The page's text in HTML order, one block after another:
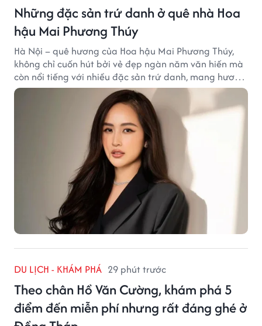
Những đặc sản trứ danh ở quê nhà Hoa
hậu Mai Phương Thúy
Hà Nội – quê hương của Hoa hậu Mai Phương Thúy,
không chỉ cuốn hút bởi vẻ đẹp ngàn năm văn hiến mà
còn nổi tiếng với nhiều đặc sản trứ danh, mang hương
vị tinh tế và đậm đà bản sắc đất kinh kỳ.
DU LỊCH - KHÁM PHÁ 29 phút trước
Theo chân Hồ Văn Cường, khám phá 5
điểm đến miễn phí nhưng rất đáng ghé ở